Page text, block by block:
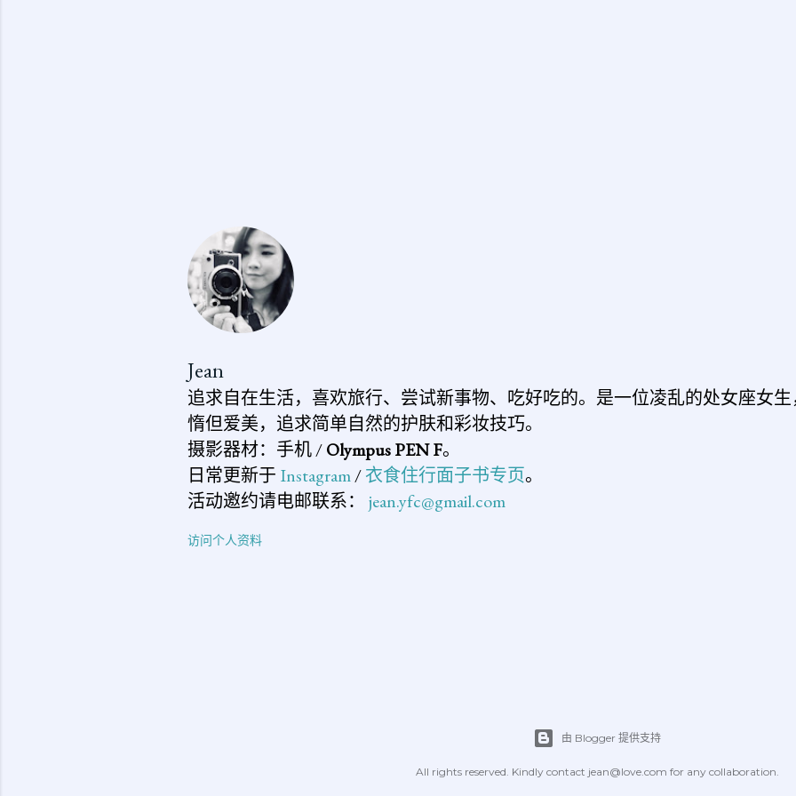
Jean
追求自在生活，喜欢旅行、尝试新事物、吃好吃的。是一位凌乱的处女座女
惰但爱美，追求简单自然的护肤和彩妆技巧。
摄影器材：手机 /Olympus PEN F。
日常更新于 Instagram/衣食住行面子书专页。
活动邀约请电邮联系： jean.yfc@gmail.com
访问个人资料
由 Blogger 提供支持
All rights reserved. Kindly contact jean@love.com for any collaboration.